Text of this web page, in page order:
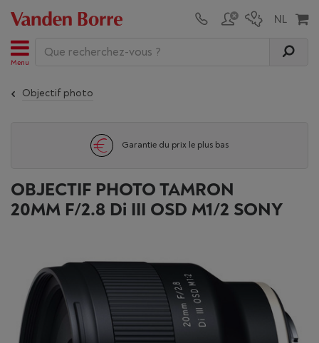
Menu
Objectif photo
Garantie du prix le plus bas
OBJECTIF PHOTO TAMRON
20MM F/2.8 Di III OSD M1/2 SONY